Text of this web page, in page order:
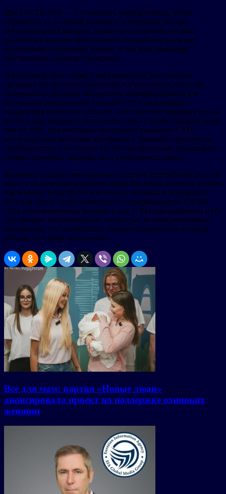
Для TECTRANS — T Superfast Charging Edition, чтобы
справиться со сложной разницей температур внутри
аккумуляторной батареи, тонко изготовленная система
проточных каналов обеспечивает точный контроль над
различными тепловыми зонами, в два раза уменьшая
внутреннюю разницу температур.
Длительный срок службы аккумуляторов для тяжелых
грузовых автомобилей достигается в различных аспектах.
Поверхность анодных материалов модифицирована для
улучшения реакционной способности и дальнейшего
подавления побочных реакций, что облегчает передачу ионов
лития и обеспечивает увеличение срока службы батареи более
чем на 20%. Для катодных материалов компания CATL
интегрировала активные материалы с высокой структурной
стабильностью с богатыми литием материалами, повышая не
только плотность энергии, но и стабильность цикла.
Компания создала семь крупных центров переработки во всем
мире, а ее дочерняя компания Brunp Recycling достигла уровня
извлечения более 99,6% для никеля, кобальта и марганца и
91% для лития. Имея возможность перерабатывать 270 000
тонн использованных батарей в год, CATL прокладывает путь
для батарей, изготовленных полностью из переработанных
материалов, что значительно снижает потребность в новой
добыче полезных ископаемых.
Все для мам: партия «Новые люди»
анонсировала проект по поддержке одиноких
женщин